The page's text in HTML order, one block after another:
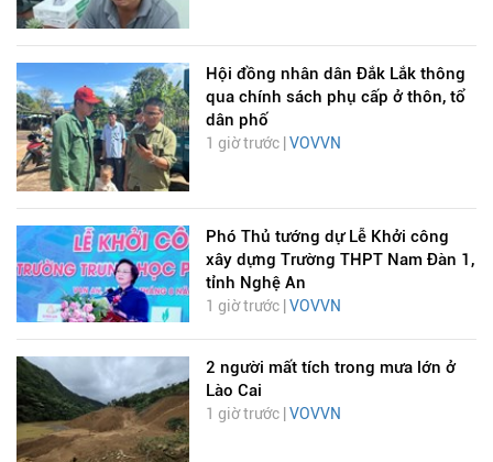
Hội đồng nhân dân Đắk Lắk thông
qua chính sách phụ cấp ở thôn, tổ
dân phố
1 giờ trước | VOVVN
Phó Thủ tướng dự Lễ Khởi công
xây dựng Trường THPT Nam Đàn 1,
tỉnh Nghệ An
1 giờ trước | VOVVN
2 người mất tích trong mưa lớn ở
Lào Cai
1 giờ trước | VOVVN